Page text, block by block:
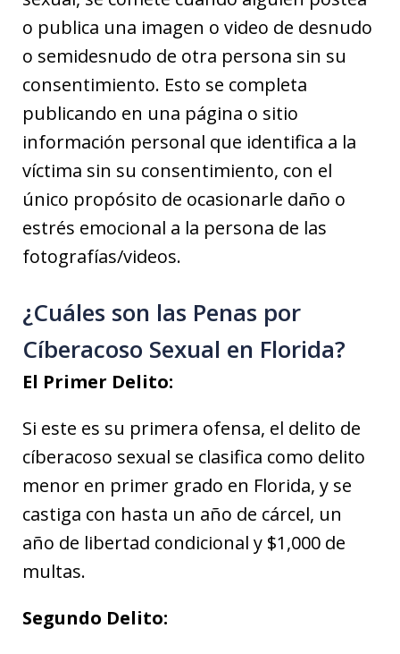
o publica una imagen o video de desnudo
o semidesnudo de otra persona sin su
consentimiento. Esto se completa
publicando en una página o sitio
información personal que identifica a la
víctima sin su consentimiento, con el
único propósito de ocasionarle daño o
estrés emocional a la persona de las
fotografías/videos.
¿Cuáles son las Penas por
Cíberacoso Sexual en Florida?
El Primer Delito:
Si este es su primera ofensa, el delito de
cíberacoso sexual se clasifica como delito
menor en primer grado en Florida, y se
castiga con hasta un año de cárcel, un
año de libertad condicional y $1,000 de
multas.
Segundo Delito: